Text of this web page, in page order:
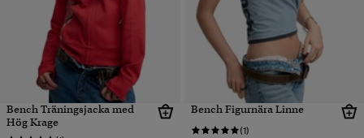
Bench Träningsjacka med
Hög Krage
Bench Figurnära Linne
(1)